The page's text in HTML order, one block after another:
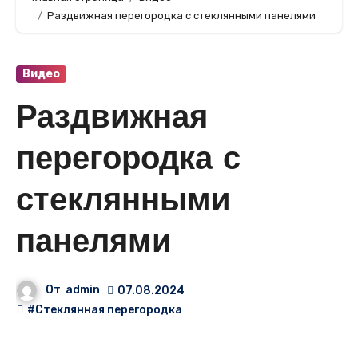
Раздвижная перегородка с стеклянными панелями
Видео
Раздвижная
перегородка с
стеклянными
панелями
От admin
07.08.2024
#Стеклянная перегородка